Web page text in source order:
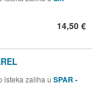
14,50 €
isteka zaliha u SPAR -